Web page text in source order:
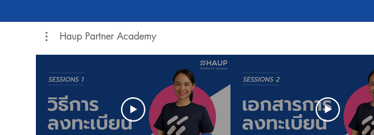
Haup Partner Academy